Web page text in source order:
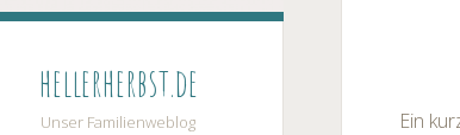
hellerherbst.de
Unser Familienweblog
Ein